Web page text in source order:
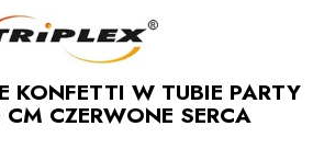
KONFETTI W TUBIE PARTY
CM CZERWONE SERCA